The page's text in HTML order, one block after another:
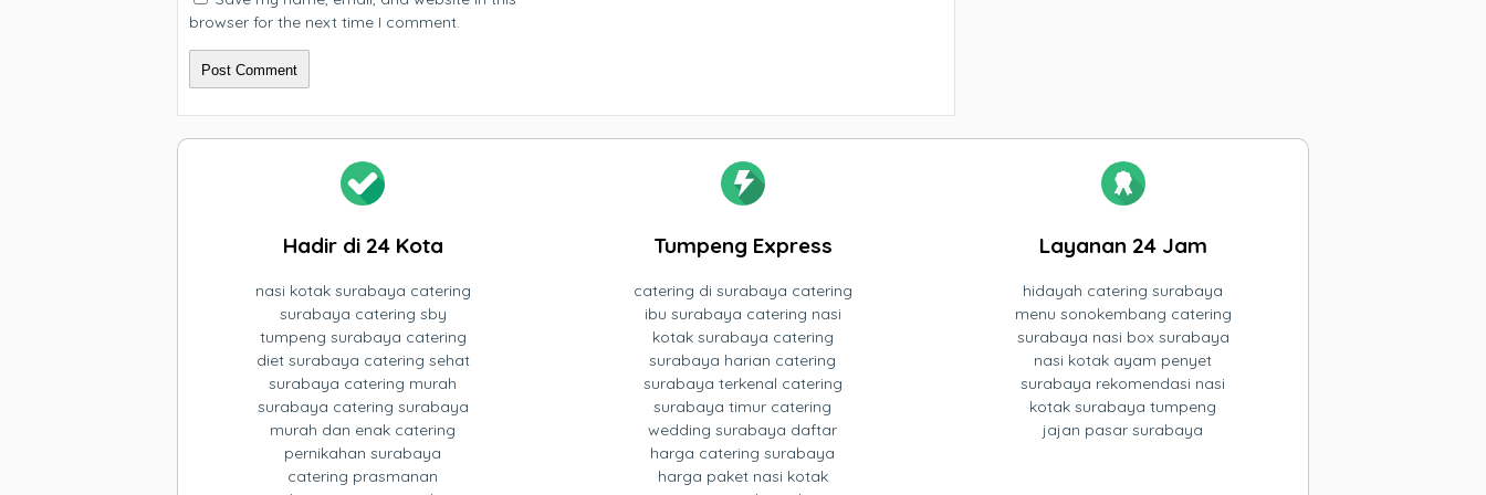
browser for the next time I comment.
Hadir di 24 Kota
nasi kotak surabaya catering
surabaya catering sby
tumpeng surabaya catering
diet surabaya catering sehat
surabaya catering murah
surabaya catering surabaya
murah dan enak catering
pernikahan surabaya
catering prasmanan
Tumpeng Express
catering di surabaya catering
ibu surabaya catering nasi
kotak surabaya catering
surabaya harian catering
surabaya terkenal catering
surabaya timur catering
wedding surabaya daftar
harga catering surabaya
harga paket nasi kotak
Layanan 24 Jam
hidayah catering surabaya
menu sonokembang catering
surabaya nasi box surabaya
nasi kotak ayam penyet
surabaya rekomendasi nasi
kotak surabaya tumpeng
jajan pasar surabaya